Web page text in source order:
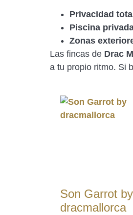
Privacidad
Piscina
Zonas
Las fincas de Drac
a tu propio ritmo. Si
Son Garrot by
dracmallorca